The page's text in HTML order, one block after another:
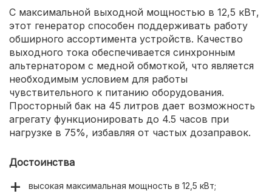
С максимальной выходной мощностью в 12,5 кВт,
этот генератор способен поддерживать работу
обширного ассортимента устройств. Качество
выходного тока обеспечивается синхронным
альтернатором с медной обмоткой, что является
необходимым условием для работы
чувствительного к питанию оборудования.
Просторный бак на 45 литров дает возможность
агрегату функционировать до 4.5 часов при
нагрузке в 75%, избавляя от частых дозаправок.
Достоинства
высокая максимальная мощность в 12,5 кВт;